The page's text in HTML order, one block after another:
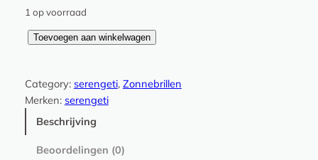
1 op voorraad
e
l
8
Toevoegen aan winkelwagen
Category: serengeti, Zonnebrillen
Merken: serengeti
Beschrijving
Beoordelingen (0)